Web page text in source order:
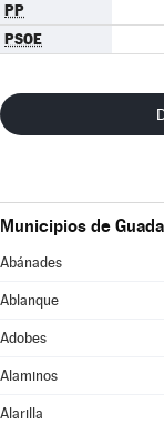
PP
PSOE
Municipios de
Abánades
Ablanque
Adobes
Alaminos
Alarilla